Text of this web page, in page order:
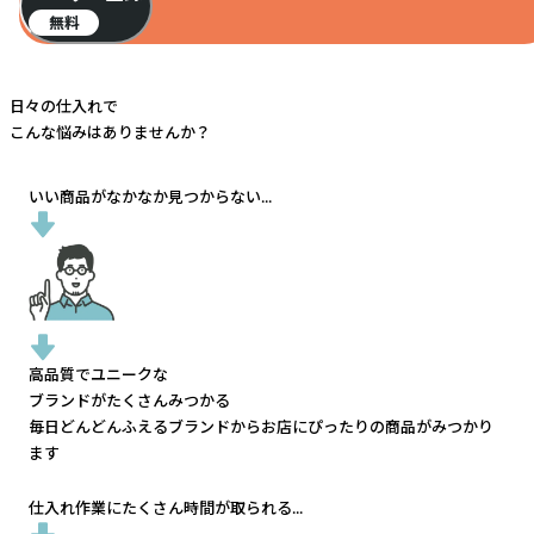
無料
日々の仕入れで
こんな悩みはありませんか？
いい商品がなかなか見つからない...
高品質でユニークな
ブランドがたくさんみつかる
毎日どんどんふえるブランドからお店にぴったりの商品がみつかり
ます
仕入れ作業にたくさん時間が取られる...